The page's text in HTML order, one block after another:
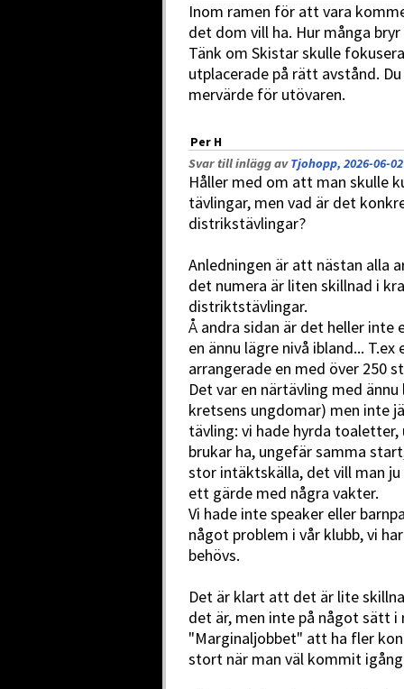
Inom ramen för att vara
det dom vill ha. Hur många
Tänk om Skistar skulle
utplacerade på rätt avstånd.
mervärde för utövaren.
Per H
Svar till inlägg avTjohopp, 2026-06-
Håller med om att man skulle
tävlingar, men vad är det
distrikstävlingar?
Anledningen är att nästan alla
det numera är liten skillnad i
distriktstävlingar.
Å andra sidan är det heller
en ännu lägre nivå ibland...
arrangerade en med över 250
Det var en närtävling med
kretsens ungdomar) men inte
tävling: vi hade hyrda
brukar ha, ungefär samma
stor intäktskälla, det vill man
ett gärde med några vakter.
Vi hade inte speaker eller
något problem i vår klubb, vi
behövs.
Det är klart att det är lite
det är, men inte på något sätt
"Marginaljobbet" att ha fler
stort när man väl kommit